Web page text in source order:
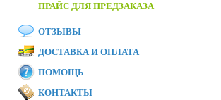
ПРАЙС ДЛЯ ПРЕДЗАКАЗА
ОТЗЫВЫ
ДОСТАВКА И ОПЛАТА
ПОМОЩЬ
КОНТАКТЫ